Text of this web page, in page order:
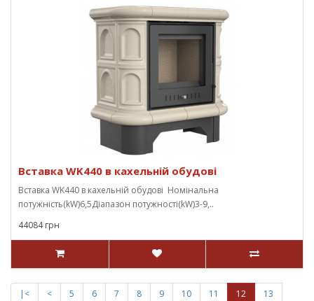
Вставка WK440 в кахельній обудові
Вставка WK440 в кахельній обудові Номінальна
потужність(kW)6,5Діапазон потужності(kW)3-9,..
44084 грн
|< < 5 6 7 8 9 10 11 12
13